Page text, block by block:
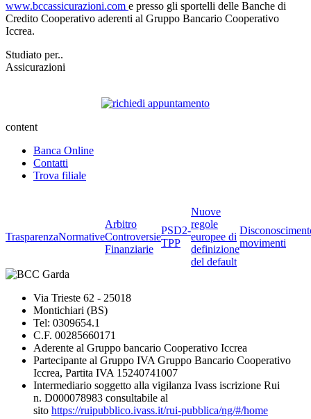
www.bccassicurazioni.com e presso gli sportelli delle Banche di
Credito Cooperativo aderenti al Gruppo Bancario Cooperativo
Iccrea.
Studiato per..
Assicurazioni
content
Banca Online
Contatti
Trova filiale
TrasparenzaNormative
Arbitro
Controversie
Finanziarie
PSD2-
TPP
Nuove
regole
europee di
definizione
del default
movimenti
Via Trieste 62 - 25018
Montichiari (BS)
Tel: 0309654.1
C.F. 00285660171
Aderente al Gruppo bancario Cooperativo Iccrea
Partecipante al Gruppo IVA Gruppo Bancario Cooperativo
Iccrea, Partita IVA 15240741007
Intermediario soggetto alla vigilanza Ivass iscrizione Rui
n. D000078983 consultabile al
sito https://ruipubblico.ivass.it/rui-pubblica/ng/#/home